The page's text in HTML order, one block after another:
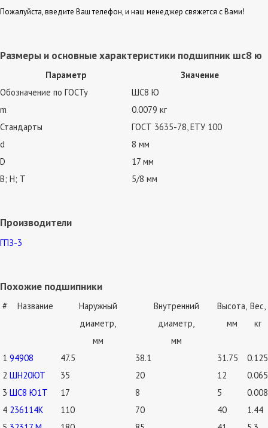
Пожалуйста, введите Ваш телефон, и наш менеджер свяжется с Вами!
Размеры и основные характеристики подшипник шс8 ю
Параметр
Значение
Обозначение по ГОСТу
ШС8 Ю
m
0.0079 кг
Стандарты
ГОСТ 3635-78, ЕТУ 100
d
8 мм
D
17 мм
В; Н; Т
5/8 мм
Производители
ГПЗ-3
Похожие подшипники
# Название
Наружный
диаметр,
мм
Внутренний
диаметр,
мм
Высота,
мм
Вес,
кг
1 94908 47.5 38.1 31.75
0.125
2 ШН20ЮТ 35 20 12
0.065
3 ШС8 Ю1Т 17 8 5
0.008
4 236114К 110 70 40
1.44